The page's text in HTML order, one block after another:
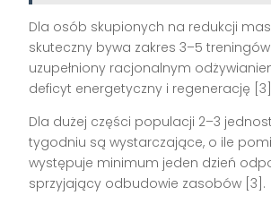
Dla osób skupionych na redukcji
skuteczny bywa zakres 3–5
uzupełniony racjonalnym
deficyt energetyczny i regenerację
Dla dużej części populacji 2–3
tygodniu są wystarczające, o ile
występuje minimum jeden dzień
sprzyjający odbudowie zasobów [3].